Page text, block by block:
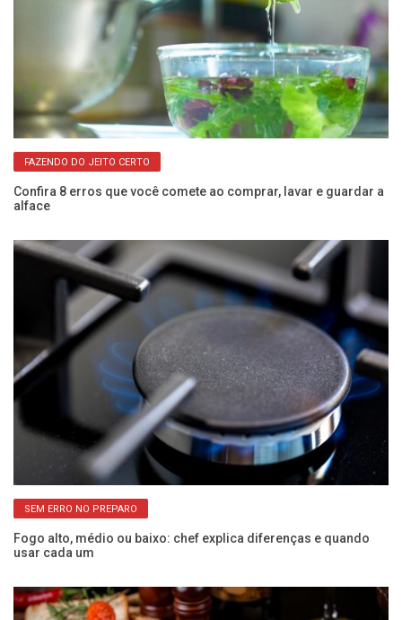
FAZENDO DO JEITO CERTO
Confira 8 erros que você comete ao comprar, lavar e guardar a
alface
SEM ERRO NO PREPARO
Fogo alto, médio ou baixo: chef explica diferenças e quando
usar cada um